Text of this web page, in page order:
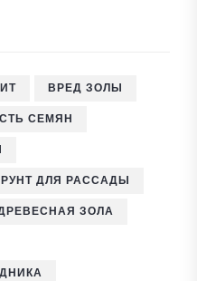
ВРЕД ЗОЛЫ
СЕМЯН
ГРУНТ ДЛЯ РАССАДЫ
ДРЕВЕСНАЯ ЗОЛА